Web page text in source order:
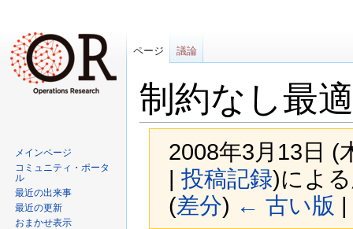
制約なし最
2008年3月13日 (
| 投稿記録)によ
(差分) ← 古い版
ページ 議論
メインページ
コミュニティ・ポータ
ル
最近の出来事
最近の更新
おまかせ表示